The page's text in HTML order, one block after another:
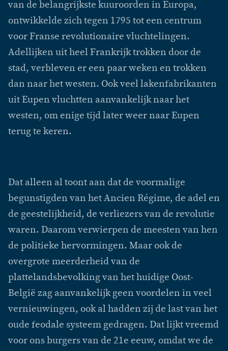
van de belangrijkste kuuroorden in Europa,
ontwikkelde zich tegen 1795 tot een centrum
voor Franse revolutionaire vluchtelingen.
Adellijken uit heel Frankrijk trokken door de
stad, verbleven er een paar weken en trokken
dan naar het westen. Ook veel lakenfabrikanten
uit Eupen vluchtten aanvankelijk naar het
westen, om enige tijd later weer naar Eupen
terug te keren.
Dat alleen al toont aan dat de voormalige
begunstigden van het Ancien Régime, de adel en
de geestelijkheid, de verliezers van de revolutie
waren. Daarom verwierpen de meesten van hen
de politieke hervormingen. Maar ook de
overgrote meerderheid van de
plattelandsbevolking van het huidige Oost-
België zag aanvankelijk geen voordelen in veel
vernieuwingen, ook al hadden zij de last van het
oude feodale systeem gedragen. Dat lijkt vreemd
voor ons burgers van de 21e eeuw, omdat we de